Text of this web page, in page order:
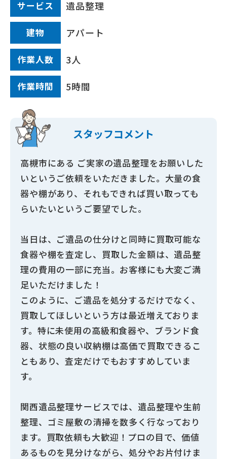
サービス 遺品整理
建物 アパート
作業⼈数 3人
作業時間 5時間
スタッフコメント
高槻市にある ご実家の遺品整理をお願いした
いというご依頼をいただきました。大量の食
器や棚があり、それもできれば買い取っても
らいたいというご要望でした。
当日は、ご遺品の仕分けと同時に買取可能な
食器や棚を査定し、買取した金額は、遺品整
理の費用の一部に充当。お客様にも大変ご満
足いただけました！
このように、ご遺品を処分するだけでなく、
買取してほしいという方は最近増えておりま
す。特に未使用の高級和食器や、ブランド食
器、状態の良い収納棚は高価で買取できるこ
ともあり、査定だけでもおすすめしていま
す。
関西遺品整理サービスでは、遺品整理や生前
整理、ゴミ屋敷の清掃を数多く行なっており
ます。買取依頼も大歓迎！プロの目で、価値
あるものを見分けながら、処分やお片付けま